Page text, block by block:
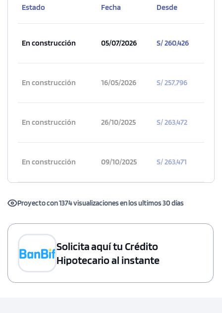
Estado Fecha Desde
En construcción 05/07/2026 S/ 260,426
En construcción 16/05/2026 S/ 257,796
En construcción 26/10/2025 S/ 263,472
En construcción 09/10/2025 S/ 263,471
Proyecto con 1374 visualizaciones en los ultimos 30 días
Solicita aquí tu Crédito
Hipotecario al instante